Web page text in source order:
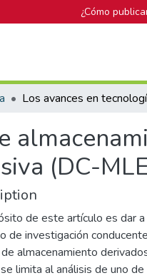
¿Cómo
(DC-
de este artículo es dar
de investigación
almacenamiento
limita al análisis de uno